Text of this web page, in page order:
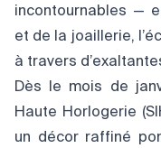
incontournables —
et de la joaillerie,
à travers
Dès le mois de
Haute Horlogerie
un décor raffiné